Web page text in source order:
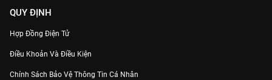
QUY ĐỊNH
Hợp Đồng Điện Tử
Điều Khoản Và Điều Kiện
Chính Sách Bảo Vệ Thông Tin Cá Nhân